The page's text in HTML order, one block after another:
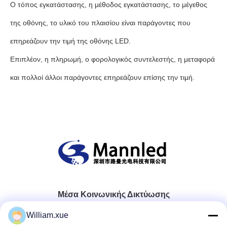
Ο τόπος εγκατάστασης, η μέθοδος εγκατάστασης, το μέγεθος
της οθόνης, το υλικό του πλαισίου είναι παράγοντες που
επηρεάζουν την τιμή της οθόνης LED.
Επιπλέον, η πληρωμή, ο φορολογικός συντελεστής, η μεταφορά
και πολλοί άλλοι παράγοντες επηρεάζουν επίσης την τιμή.
Μέσα Κοινωνικής Δικτύωσης
William.xue